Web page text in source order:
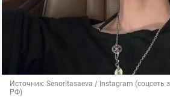
Источник: Senoritasaeva / Instagram (соцсеть
РФ)